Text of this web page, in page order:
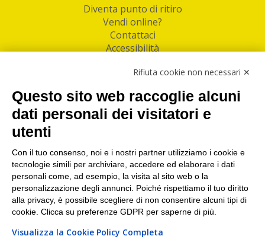
Diventa punto di ritiro
Vendi online?
Contattaci
Accessibilità
Facebook
Linkedin
I nostri punti di ritiro e spedizione pacchi nelle
maggiori città italiane
Torino|Milano|Roma|Bologna|Firenze| Genova
Napoli|Varese
Rifiuta cookie non necessari ✕
Questo sito web raccoglie alcuni
dati personali dei visitatori e
utenti
Con il tuo consenso, noi e i nostri partner utilizziamo i cookie e
tecnologie simili per archiviare, accedere ed elaborare i dati
personali come, ad esempio, la visita al sito web o la
personalizzazione degli annunci. Poiché rispettiamo il tuo diritto
alla privacy, è possibile scegliere di non consentire alcuni tipi di
cookie. Clicca su preferenze GDPR per saperne di più.
Visualizza la Cookie Policy Completa